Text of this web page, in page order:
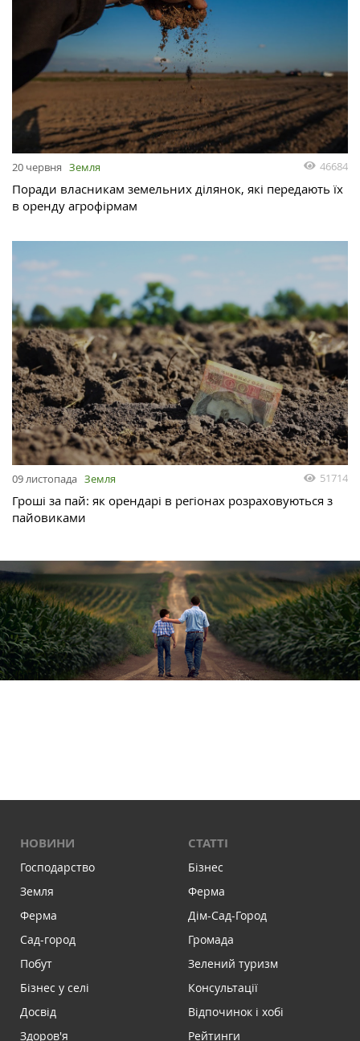
20 червня Земля 46684
Поради власникам земельних ділянок, які передають їх
в оренду агрофірмам
09 листопада Земля 51714
Гроші за пай: як орендарі в регіонах розраховуються з
пайовиками
НОВИНИ
Господарство
Земля
Ферма
Сад-город
Побут
Бізнес у селі
Досвід
Здоров'я
СТАТТІ
Бізнес
Ферма
Дім-Сад-Город
Громада
Зелений туризм
Консультації
Відпочинок і хобі
Рейтинги